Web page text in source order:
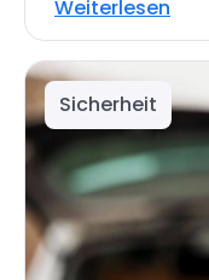
Weiterlesen
Sicherheit